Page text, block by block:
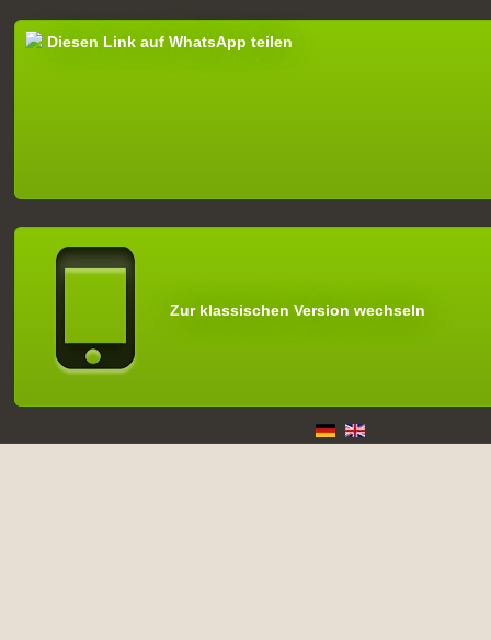
Diesen Link auf WhatsApp teilen
Zur klassischen Version wechseln